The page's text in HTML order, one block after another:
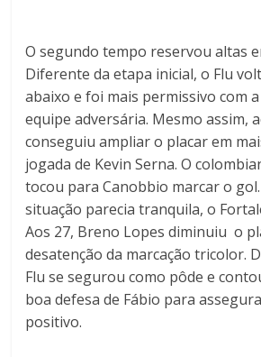
O segundo tempo reservou altas
Diferente da etapa inicial, o Flu
abaixo e foi mais permissivo com
equipe adversária. Mesmo assim,
conseguiu ampliar o placar em
jogada de Kevin Serna. O
tocou para Canobbio marcar o
situação parecia tranquila, o
Aos 27, Breno Lopes diminuiu o
desatenção da marcação tricolor.
Flu se segurou como pôde e
boa defesa de Fábio para
positivo.